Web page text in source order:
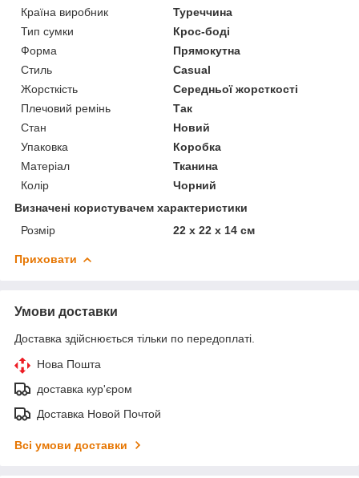
Країна виробник
Туреччина
Тип сумки
Крос-боді
Форма
Прямокутна
Стиль
Casual
Жорсткість
Середньої жорсткості
Плечовий ремінь
Так
Стан
Новий
Упаковка
Коробка
Матеріал
Тканина
Колір
Чорний
Визначені користувачем характеристики
Розмір
22 x 22 x 14 см
Приховати
Умови доставки
Доставка здійснюється тільки по передоплаті.
Нова Пошта
доставка кур'єром
Доставка Новой Почтой
Всі умови доставки